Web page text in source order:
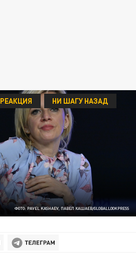
ФОТО: PAVEL KASHAEV, ПАВЕЛ КАШАЕВ/GLOBALLOOKPRESS
РЕАКЦИЯ НИ ШАГУ НАЗАД